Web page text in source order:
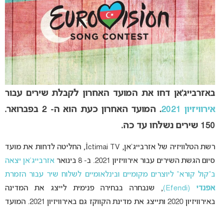
באזרבייג’אן דחו את המועד האחרון לקבלת שירים עבור
אירוויזיון 2021
. המועד האחרון כעת הוא ה- 2 בפברואר.
150 שירים נשלחו עד כה.
רשת הטלוויזיה של אזרבייג’אן, İctimai TV, החליטה לדחות את מועד
סיום הגשת השירים עבור אירוויזיון 2021. ב- 8 בינואר
אזרבייג’אן יצאה
ב”קול קורא” ליוצרים מקומיים ובינלאומיים לשלוח שיר עבור הזמרת
אפנדי(Efendi)
, שנבחרה בבחירה פנימית לייצג את המדינה
באירוויזיון 2020 ותייצג את מדינת הקווקז גם באירוויזיון 2021. המועד